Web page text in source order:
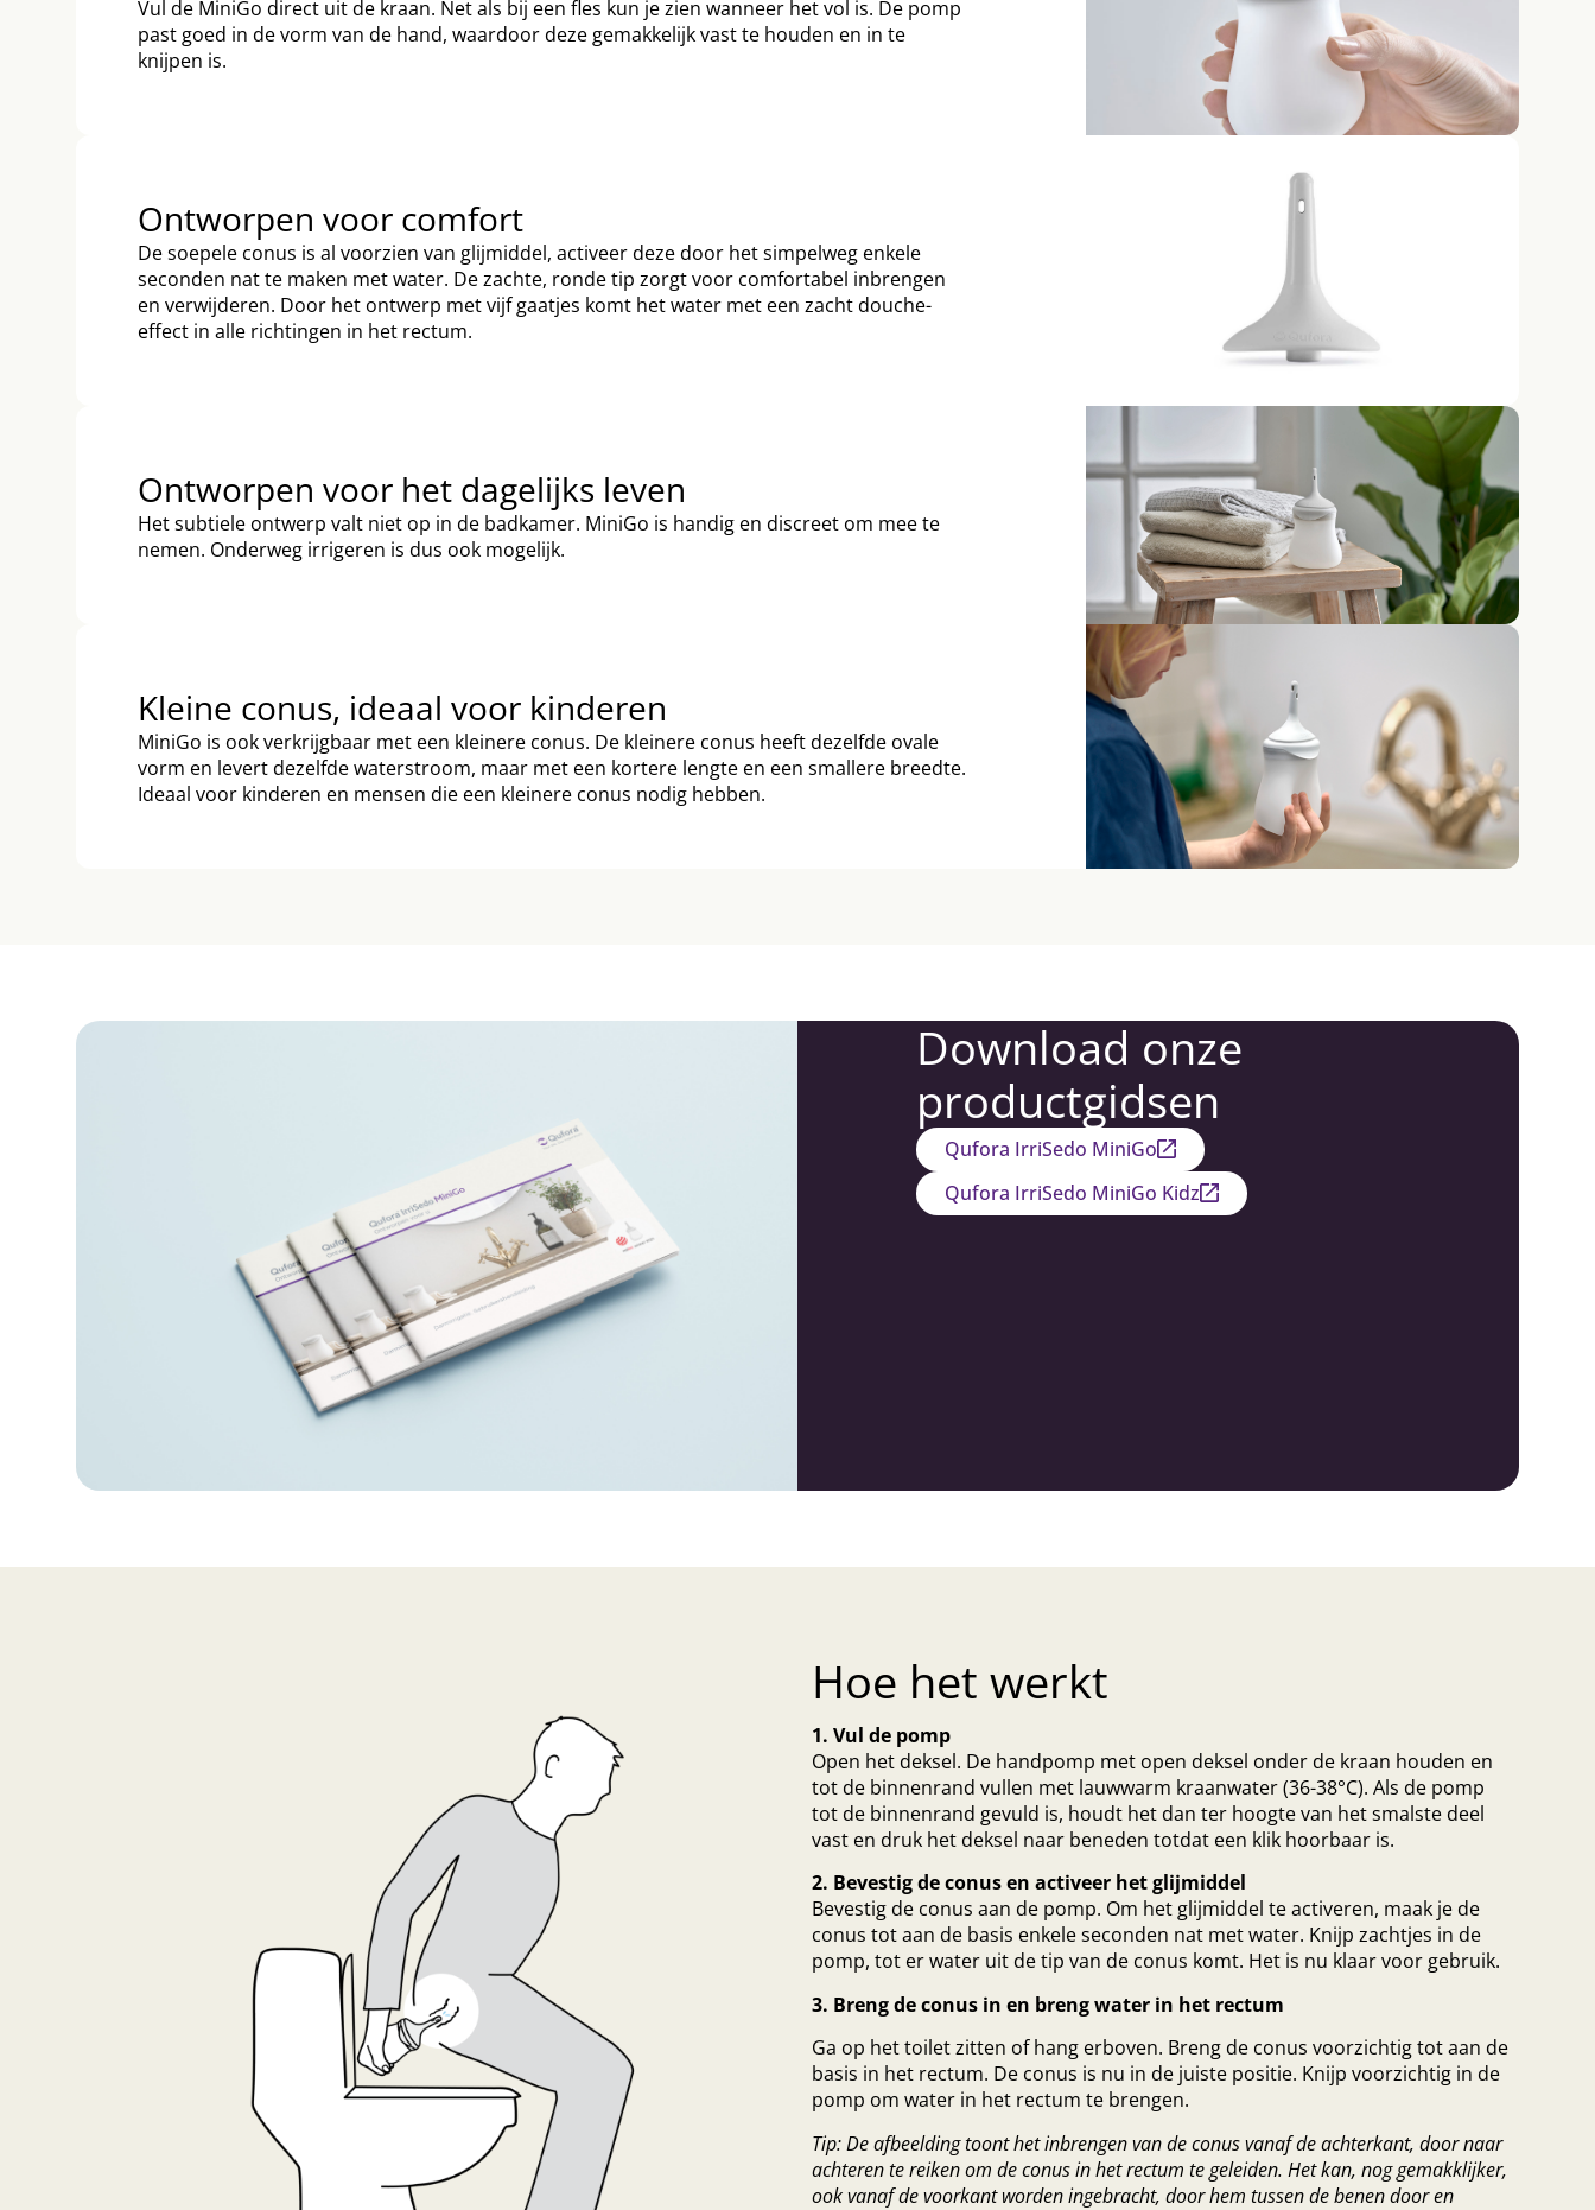
Vul de MiniGo direct uit de kraan. Net als bij een fles kun je zien wanneer het vol is. De pomp
past goed in de vorm van de hand, waardoor deze gemakkelijk vast te houden en in te
knijpen is.
Ontworpen voor comfort
De soepele conus is al voorzien van glijmiddel, activeer deze door het simpelweg enkele
seconden nat te maken met water. De zachte, ronde tip zorgt voor comfortabel inbrengen
en verwijderen. Door het ontwerp met vijf gaatjes komt het water met een zacht douche-
effect in alle richtingen in het rectum.
Ontworpen voor het dagelijks leven
Het subtiele ontwerp valt niet op in de badkamer. MiniGo is handig en discreet om mee te
nemen. Onderweg irrigeren is dus ook mogelijk.
Kleine conus, ideaal voor kinderen
MiniGo is ook verkrijgbaar met een kleinere conus. De kleinere conus heeft dezelfde ovale
vorm en levert dezelfde waterstroom, maar met een kortere lengte en een smallere breedte.
Ideaal voor kinderen en mensen die een kleinere conus nodig hebben.
Download onze
productgidsen
Qufora IrriSedo MiniGo
Qufora IrriSedo MiniGo Kidz
Hoe het werkt
1. Vul de pomp
Open het deksel. De handpomp met open deksel onder de kraan houden en
tot de binnenrand vullen met lauwwarm kraanwater (36-38°C). Als de pomp
tot de binnenrand gevuld is, houdt het dan ter hoogte van het smalste deel
vast en druk het deksel naar beneden totdat een klik hoorbaar is.
2. Bevestig de conus en activeer het glijmiddel
Bevestig de conus aan de pomp. Om het glijmiddel te activeren, maak je de
conus tot aan de basis enkele seconden nat met water. Knijp zachtjes in de
pomp, tot er water uit de tip van de conus komt. Het is nu klaar voor gebruik.
3. Breng de conus in en breng water in het rectum
Ga op het toilet zitten of hang erboven. Breng de conus voorzichtig tot aan de
basis in het rectum. De conus is nu in de juiste positie. Knijp voorzichtig in de
pomp om water in het rectum te brengen.
Tip: De afbeelding toont het inbrengen van de conus vanaf de achterkant, door naar
achteren te reiken om de conus in het rectum te geleiden. Het kan, nog gemakklijker,
ook vanaf de voorkant worden ingebracht, door hem tussen de benen door en